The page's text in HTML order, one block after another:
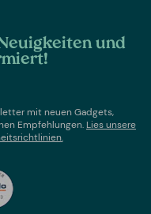
und
mit neuen Gadgets,
Empfehlungen. Lies unsere